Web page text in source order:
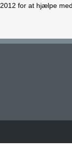
2012 for at hjælpe
lovændring
vist på nationalt […]
Abbas erklærer alle